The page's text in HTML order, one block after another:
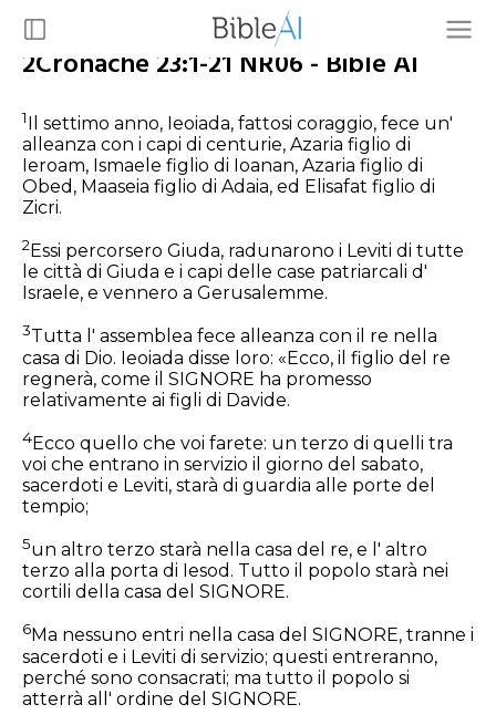
2Cronache 23:1-21 NR06 - Bible AI
1Il settimo anno, Ieoiada, fattosi coraggio, fece un'
alleanza con i capi di centurie, Azaria figlio di
Ieroam, Ismaele figlio di Ioanan, Azaria figlio di
Obed, Maaseia figlio di Adaia, ed Elisafat figlio di
Zicri.
2 Essi percorsero Giuda, radunarono i Leviti di tutte
le città di Giuda e i capi delle case patriarcali d'
Israele, e vennero a Gerusalemme.
3Tutta l' assemblea fece alleanza con il re nella
casa di Dio. Ieoiada disse loro: «Ecco, il figlio del re
regnerà, come il SIGNORE ha promesso
relativamente ai figli di Davide.
4Ecco quello che voi farete: un terzo di quelli tra
voi che entrano in servizio il giorno del sabato,
sacerdoti e Leviti, starà di guardia alle porte del
tempio;
5un altro terzo starà nella casa del re, e l' altro
terzo alla porta di Iesod. Tutto il popolo starà nei
cortili della casa del SIGNORE.
6Ma nessuno entri nella casa del SIGNORE, tranne i
sacerdoti e i Leviti di servizio; questi entreranno,
perché sono consacrati; ma tutto il popolo si
atterrà all' ordine del SIGNORE.